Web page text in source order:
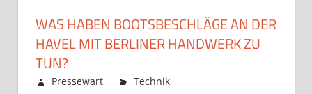
WAS HABEN BOOTSBESCHLÄGE AN DER
HAVEL MIT BERLINER HANDWERK ZU
TUN?
Februar 12, 2026
Pressewart Technik